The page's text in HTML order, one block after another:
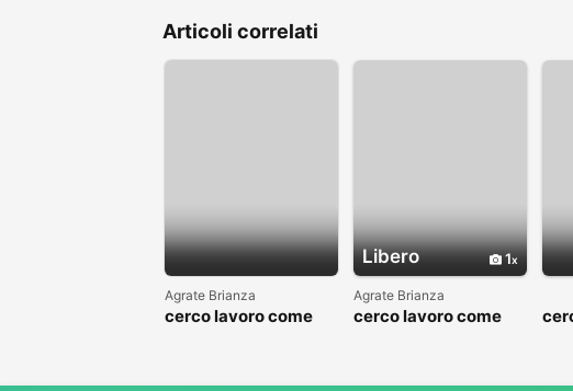
Articoli correlati
Agrate Brianza
cerco lavoro come
Libero 1
Agrate Brianza
cerco lavoro come